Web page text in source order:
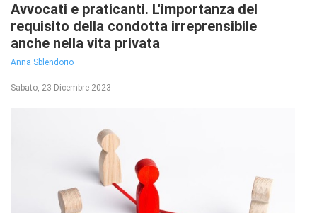
Avvocati e praticanti. L'importanza del
requisito della condotta irreprensibile
anche nella vita privata
Anna Sblendorio
Sabato, 23 Dicembre 2023